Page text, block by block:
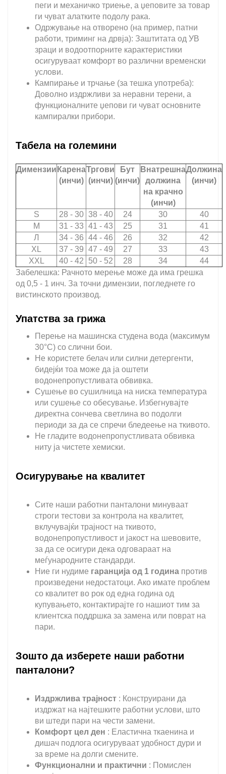
пеги и механичко триење, а џеповите за товар
ги чуват алатките подолу рака.
Одржување на отворено (на пример, патни
работи, триминг на дрвја): Заштитата од УВ
зраци и водоотпорните карактеристики
осигуруваат комфорт во различни временски
услови.
Кампирање и трчање (за тешка употреба):
Доволно издржливи за неравни терени, а
функционалните џепови ги чуват основните
кампиралки прибори.
Табела на големини
Димензии Карена
(инчи)
Тргови
(инчи)
Бут
(инчи)
Внатрешна
должина
на крачно
(инчи)
Должина
(инчи)
S 28 - 30 38 - 40 24 30
40
М
31 - 33 41 - 43 25 31
41
Л
34 - 36 44 - 46 26 32
42
XL
37 - 39 47 - 49 27 33
43
XXL
40 - 42 50 - 52 28 34
44
Забелешка: Рачното мерење може да има грешка
од 0,5 - 1 инч. За точни димензии, погледнете го
вистинското производ.
Упатства за грижа
Перење на машинска студена вода (максимум
30°C) со слични бои.
Не користете белач или силни детергенти,
бидејќи тоа може да ја оштети
водонепропустливата обвивка.
Сушење во сушилница на ниска температура
или сушење со обесување. Избегнувајте
директна сончева светлина во подолги
периоди за да се спречи бледеење на ткивото.
Не гладите водонепропустливата обвивка
ниту ја чистете хемиски.
Осигурување на квалитет
Сите наши работни панталони минуваат
строги тестови за контрола на квалитет,
вклучувајќи трајност на ткивото,
водонепропустливост и јакост на шевовите,
за да се осигури дека одговараат на
меѓународните стандарди.
Ние ги нудиме гаранција од 1 година против
произведени недостатоци. Ако имате проблем
со квалитет во рок од една година од
купувањето, контактирајте го нашиот тим за
клиентска поддршка за замена или поврат на
пари.
Зошто да изберете наши работни
панталони?
Издржлива трајност : Конструирани да
издржат на најтешките работни услови, што
ви штеди пари на чести замени.
Комфорт цел ден : Еластична ткаенина и
дишач подлога осигуруваат удобност дури и
за време на долги смените.
Функционални и практични : Помислен